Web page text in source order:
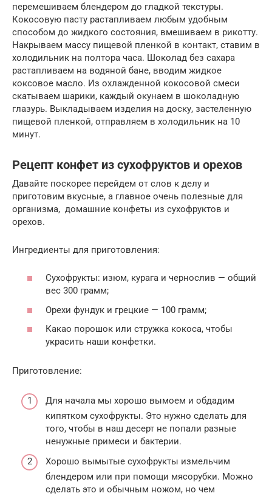
перемешиваем блендером до гладкой текстуры.
Кокосовую пасту растапливаем любым удобным
способом до жидкого состояния, вмешиваем в рикотту.
Накрываем массу пищевой пленкой в контакт, ставим в
холодильник на полтора часа. Шоколад без сахара
растапливаем на водяной бане, вводим жидкое
коксовое масло. Из охлажденной кокосовой смеси
скатываем шарики, каждый окунаем в шоколадную
глазурь. Выкладываем изделия на доску, застеленную
пищевой пленкой, отправляем в холодильник на 10
минут.
Рецепт конфет из сухофруктов и орехов
Давайте поскорее перейдем от слов к делу и
приготовим вкусные, а главное очень полезные для
организма, домашние конфеты из сухофруктов и
орехов.
Ингредиенты для приготовления:
Сухофрукты: изюм, курага и чернослив — общий
вес 300 грамм;
Орехи фундук и грецкие — 100 грамм;
Какао порошок или стружка кокоса, чтобы
украсить наши конфетки.
Приготовление:
Для начала мы хорошо вымоем и обдадим
кипятком сухофрукты. Это нужно сделать для
того, чтобы в наш десерт не попали разные
ненужные примеси и бактерии.
Хорошо вымытые сухофрукты измельчим
блендером или при помощи мясорубки. Можно
сделать это и обычным ножом, но чем